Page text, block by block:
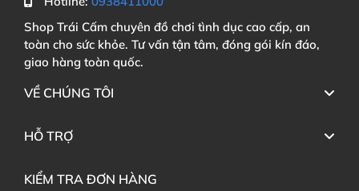
Shop Trái Cấm chuyên đồ chơi tình dục cao cấp, an
toàn cho sức khỏe. Tư vấn tận tâm, đóng gói kín đáo,
giao hàng toàn quốc.
VỀ CHÚNG TÔI
HỖ TRỢ
KIỂM TRA ĐƠN HÀNG